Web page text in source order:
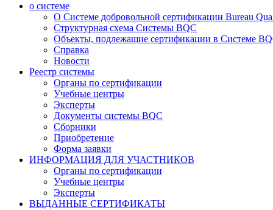
о системе
О Системе добровольной сертификации Bureau
Структурная схема Системы BQC
Объекты, подлежащие сертификации в Системе
Справка
Новости
Реестр системы
Органы по сертификации
Учебные центры
Эксперты
Документы системы BQC
Сборники
Приобретение
Форма заявки
ИНФОРМАЦИЯ ДЛЯ УЧАСТНИКОВ
Органы по сертификации
Учебные центры
Эксперты
ВЫДАННЫЕ СЕРТИФИКАТЫ